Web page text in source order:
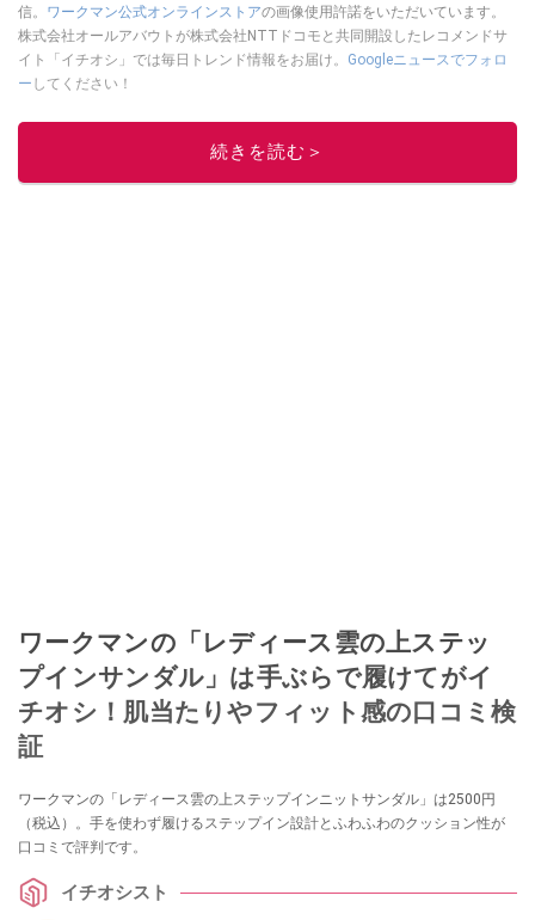
信。 ワークマン公式オンラインストアの画像使用許諾をいただいています。
株式会社オールアバウトが株式会社NTTドコモと共同開設したレコメンドサ
イト「イチオシ」では毎日トレンド情報をお届け。 Googleニュースでフォロ
ー してください！
このイチオシストの他の記事を読む
続きを読む＞
ワークマンの「レディース雲の上ステッ
プインサンダル」は手ぶらで履けてがイ
チオシ！肌当たりやフィット感の口コミ検
証
ワークマンの「レディース雲の上ステップインニットサンダル」は2500円
（税込）。手を使わず履けるステップイン設計とふわふわのクッション性が
口コミで評判です。
イチオシスト